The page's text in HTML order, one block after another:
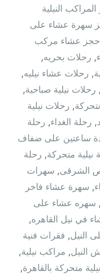
النيلية
سهرة عشاء على
حجز عشاء مركب
, رحلات بحريه,
, رحلات عشاء نيليه,
, رحلات نيلية صباحية,
, رحلات نيلية
, رحلة الغداء, رحلة
ساعتين على ضفاف
نيلية متحركة, رحلة
الشرقى, سهرات
, سهرة عشاء فاخر
, سهره عشاء على
في نيل القاهره‏,
النيل, فقرات فنية
النيل, مراكب نيلية,
متحركة بالقاهرة,